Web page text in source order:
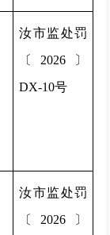
汝市监处罚
〔2026〕
DX-10号
汝市监处罚
〔2026〕